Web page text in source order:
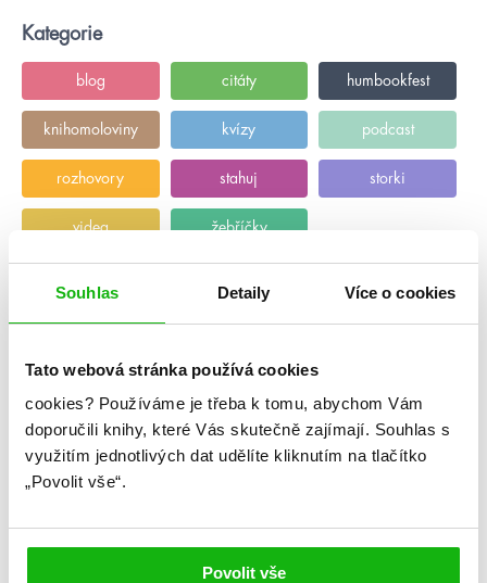
Souhlas Detaily Více o cookies
Tato webová stránka používá cookies
cookies? Používáme je třeba k tomu, abychom Vám
doporučili knihy, které Vás skutečně zajímají. Souhlas s
využitím jednotlivých dat udělíte kliknutím na tlačítko
„Povolit vše“.
Povolit vše
Kategorie
blog citáty humbookfest
knihomoloviny kvízy podcast
rozhovory stahuj storki
videa žebříčky